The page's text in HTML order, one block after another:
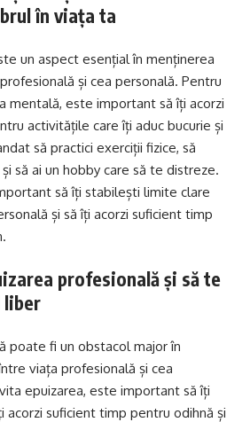
în viața ta
un aspect esențial în menținerea
și cea personală. Pentru
mentală, este important să îți acorzi
activitățile care îți aduc bucurie și
să practici exerciții fizice, să
să ai un hobby care să te distreze.
să îți stabilești limite clare
și să îți acorzi suficient timp
profesională și să te
liber
poate fi un obstacol major în
viața profesională și cea
epuizarea, este important să îți
acorzi suficient timp pentru odihnă și